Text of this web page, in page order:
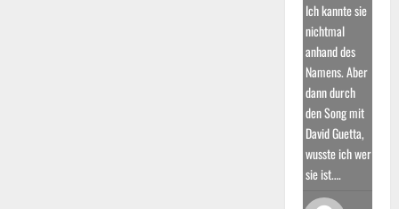
Ich kannte sie
nichtmal
anhand des
Namens. Aber
dann durch
den Song mit
David Guetta,
wusste ich wer
sie ist.…